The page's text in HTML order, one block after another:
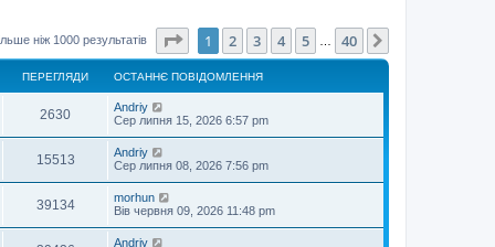
ніж 1000 результатів Сторінка 1з 40
1 2 3 4 5 40
ПЕРЕГЛЯДИ ОСТАННЄ ПОВІДОМЛЕННЯ
2630П
е
е
г
О
с
а
н
н
є
п
о
в
Andriy
Сер липня 15, 2026 6:57 pm
15513П
е
О
с
н
н
є
п
Andriy
Сер липня 08, 2026 7:56 pm
39134П
е
О
с
а
morhun
Вів червня 09, 2026 11:48 pm
О
Andriy